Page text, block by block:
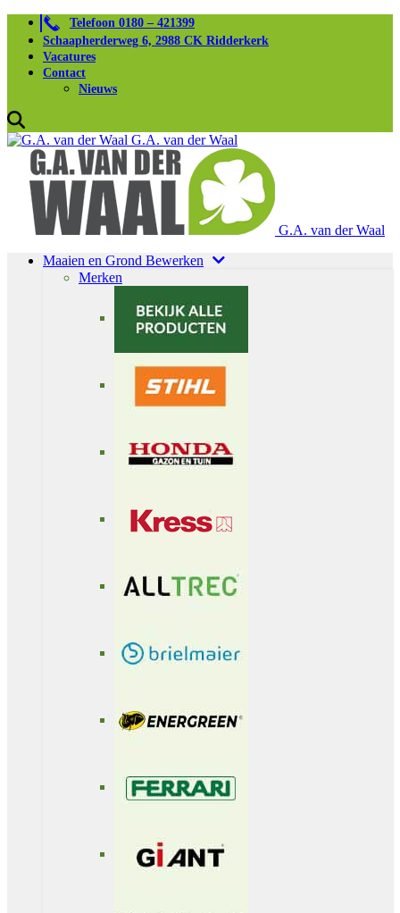
Telefoon 0180 – 421399
Schaapherderweg 6, 2988 CK Ridderkerk
Vacatures
Contact
Nieuws
G.A. van der Waal
G.A. van der Waal
Maaien en Grond Bewerken
Merken